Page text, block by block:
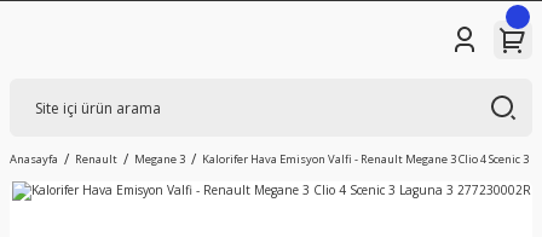
Anasayfa Renault Megane 3 Kalorifer Hava Emisyon Valfi - Renault Megane 3 Clio 4 Scenic 3